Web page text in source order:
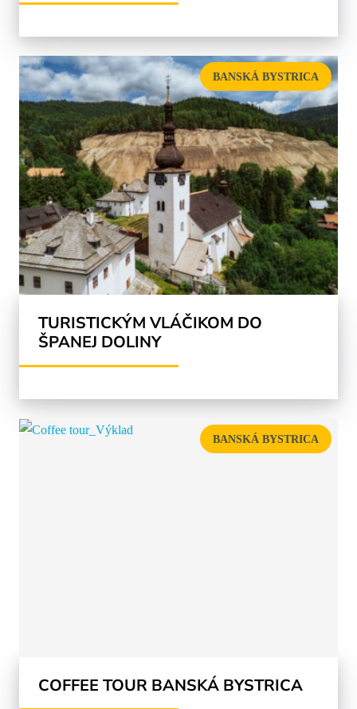
BANSKÁ BYSTRICA
TURISTICKÝM VLÁČIKOM DO
ŠPANEJ DOLINY
BANSKÁ BYSTRICA
COFFEE TOUR BANSKÁ BYSTRICA